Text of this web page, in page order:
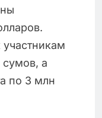
а
по 3 млн